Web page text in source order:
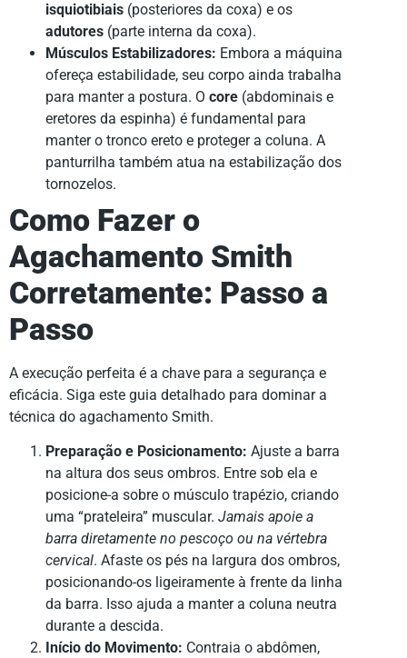
isquiotibiais (posteriores da coxa) e os
adutores (parte interna da coxa).
Músculos Estabilizadores: Embora a máquina
ofereça estabilidade, seu corpo ainda trabalha
para manter a postura. O core (abdominais e
eretores da espinha) é fundamental para
manter o tronco ereto e proteger a coluna. A
panturrilha também atua na estabilização dos
tornozelos.
Como Fazer o
Agachamento Smith
Corretamente: Passo a
Passo
A execução perfeita é a chave para a segurança e
eficácia. Siga este guia detalhado para dominar a
técnica do agachamento Smith.
Preparação e Posicionamento: Ajuste a barra
na altura dos seus ombros. Entre sob ela e
posicione-a sobre o músculo trapézio, criando
uma “prateleira” muscular. Jamais apoie a
barra diretamente no pescoço ou na vértebra
cervical. Afaste os pés na largura dos ombros,
posicionando-os ligeiramente à frente da linha
da barra. Isso ajuda a manter a coluna neutra
durante a descida.
Início do Movimento: Contraia o abdômen,